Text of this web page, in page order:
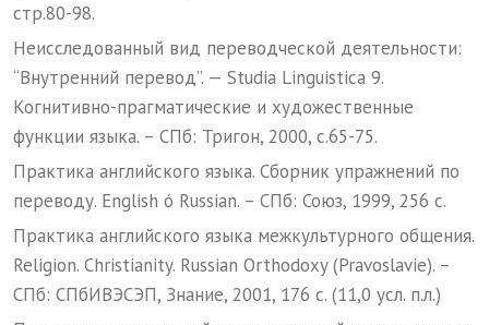
стр.80-98.
Неисследованный вид переводческой деятельности:
“Внутренний перевод”. — Studia Linguistica 9.
Когнитивно-прагматические и художественные
функции языка. – СПб: Тригон, 2000, с.65-75.
Практика английского языка. Сборник упражнений по
переводу. English ó Russian. – СПб: Союз, 1999, 256 с.
Практика английского языка межкультурного общения.
Religion. Christianity. Russian Orthodoxy (Pravoslavie). –
СПб: СПбИВЭСЭП, Знание, 2001, 176 с. (11,0 усл. п.л.)